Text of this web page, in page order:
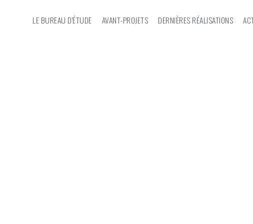
LE BUREAU D'ÉTUDE AVANT-PROJETS DERNIÈRES RÉALISATIONS